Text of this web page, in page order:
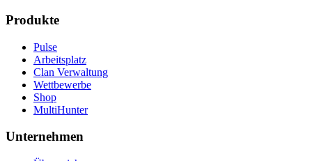
Produkte
Pulse
Arbeitsplatz
Clan Verwaltung
Wettbewerbe
Shop
MultiHunter
Unternehmen